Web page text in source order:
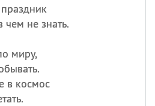
не знать.
миру,
в космос